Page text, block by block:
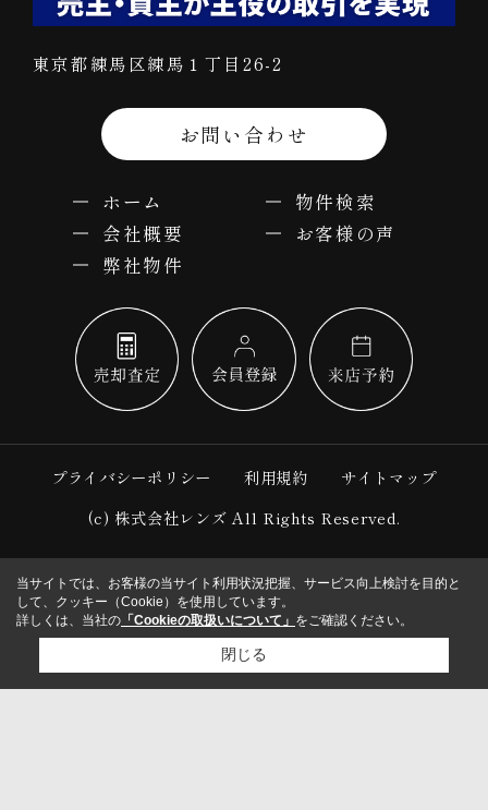
東京都練馬区練馬１丁目26-2
お問い合わせ
ホーム
物件検索
会社概要
お客様の声
弊社物件
プライバシーポリシー 利用規約
サイトマップ
(c) 株式会社レンズ All Rights Reserved.
当サイトでは、お客様の当サイト利用状況把握、サービス向上検討を目的と
して、クッキー（Cookie）を使用しています。
詳しくは、当社の 「Cookieの取扱いについて」 をご確認ください。
閉じる